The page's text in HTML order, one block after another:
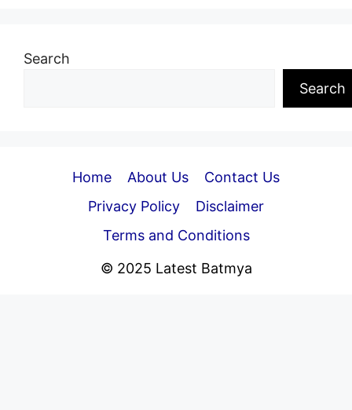
Search
Search
Home About Us
Contact Us
Privacy Policy
Disclaimer
Terms and Conditions
© 2025 Latest Batmya